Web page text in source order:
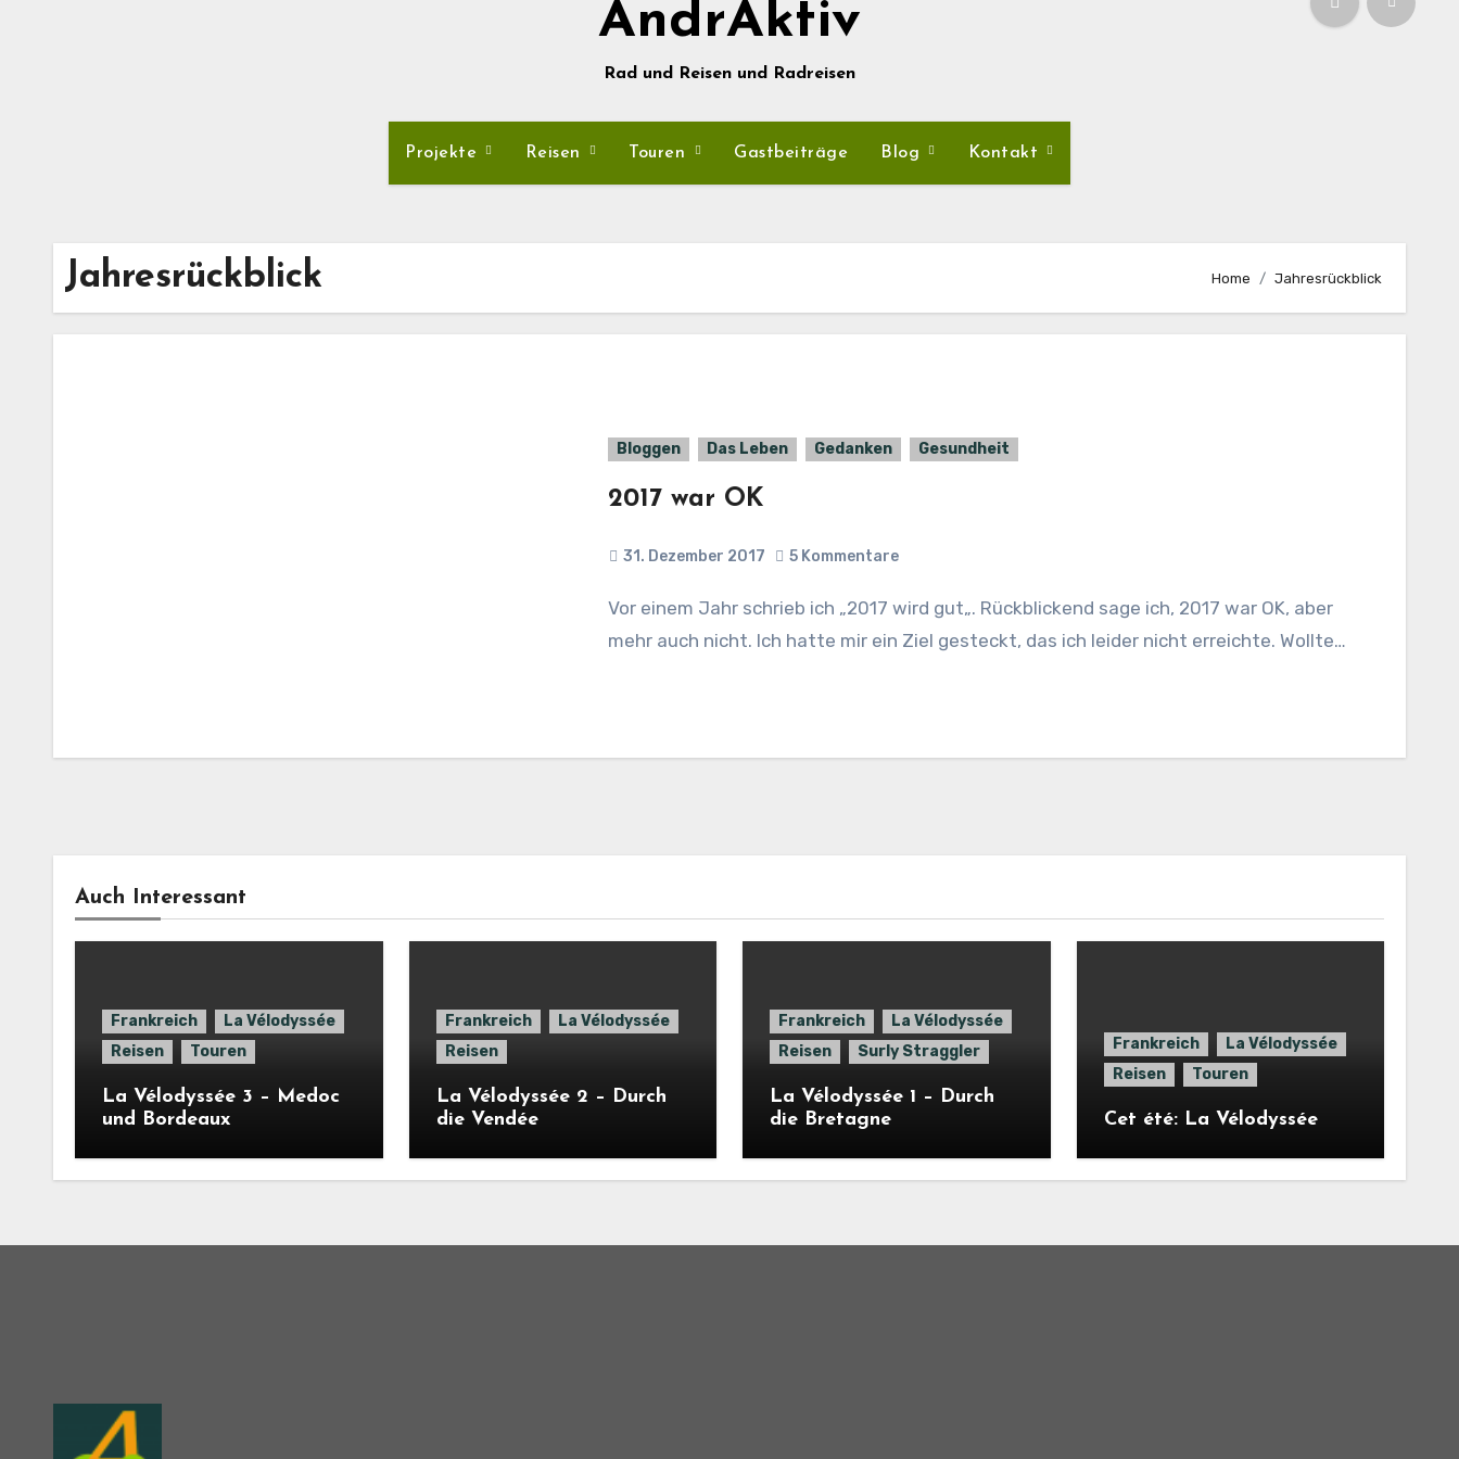
AndrAktiv
Rad und Reisen und Radreisen
Projekte Reisen Touren Gastbeiträge Blog Kontakt
Jahresrückblick Home Jahresrückblick
Bloggen Das Leben Gedanken Gesundheit
2017 war OK
31. Dezember 2017 5 Kommentare
Vor einem Jahr schrieb ich „2017 wird gut„. Rückblickend sage ich, 2017 war OK, aber
mehr auch nicht. Ich hatte mir ein Ziel gesteckt, das ich leider nicht erreichte. Wollte…
Auch Interessant
Frankreich
La Vélodyssée
Reisen
Touren
La Vélodyssée 3 – Medoc
und Bordeaux
Frankreich
La Vélodyssée
Reisen
La Vélodyssée 2 – Durch
die Vendée
Frankreich
La Vélodyssée
Reisen
Surly Straggler
La Vélodyssée 1 – Durch
die Bretagne
Frankreich
La Vélodyssée
Reisen
Touren
Cet été: La Vélodyssée